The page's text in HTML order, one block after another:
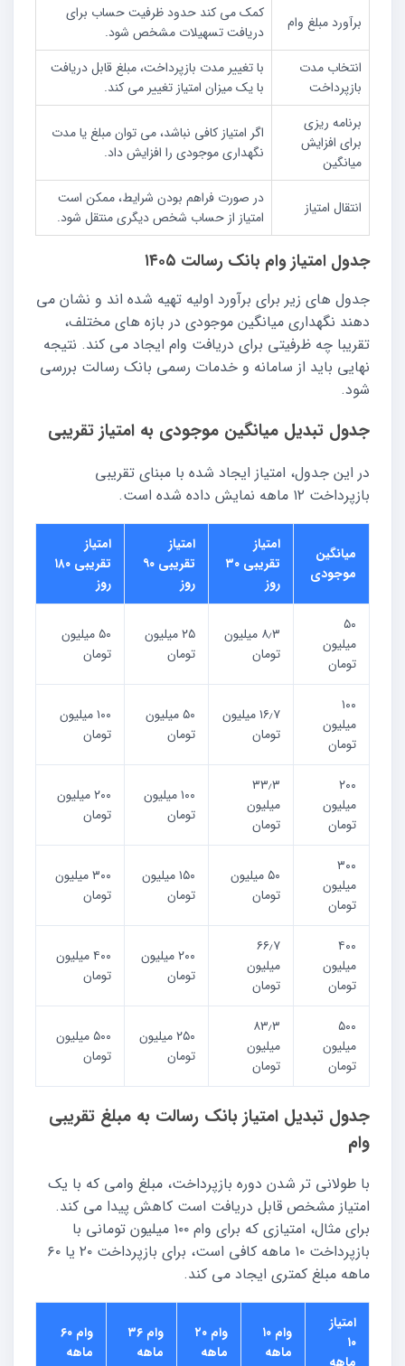
برآورد مبلغ وام
کمک می کند حدود ظرفیت حساب برای
دریافت تسهیلات مشخص شود.
انتخاب مدت
بازپرداخت
با تغییر مدت بازپرداخت، مبلغ قابل دریافت
با یک میزان امتیاز تغییر می کند.
برنامه ریزی
برای افزایش
میانگین
اگر امتیاز کافی نباشد، می توان مبلغ یا مدت
نگهداری موجودی را افزایش داد.
انتقال امتیاز
در صورت فراهم بودن شرایط، ممکن است
امتیاز از حساب شخص دیگری منتقل شود.
جدول امتیاز وام بانک رسالت ۱۴۰۵
جدول های زیر برای برآورد اولیه تهیه شده اند و نشان می
دهند نگهداری میانگین موجودی در بازه های مختلف،
تقریبا چه ظرفیتی برای دریافت وام ایجاد می کند. نتیجه
نهایی باید از سامانه و خدمات رسمی بانک رسالت بررسی
شود.
جدول تبدیل میانگین موجودی به امتیاز تقریبی
در این جدول، امتیاز ایجاد شده با مبنای تقریبی
بازپرداخت ۱۲ ماهه نمایش داده شده است.
میانگین
موجودی
امتیاز
تقریبی ۳۰
روز
امتیاز
تقریبی ۹۰
روز
امتیاز
تقریبی ۱۸۰
روز
۵۰
میلیون
تومان
۸٫۳ میلیون
تومان
۲۵ میلیون
تومان
۵۰ میلیون
تومان
۱۰۰
میلیون
تومان
۱۶٫۷ میلیون
تومان
۵۰ میلیون
تومان
۱۰۰ میلیون
تومان
۲۰۰
میلیون
تومان
۳۳٫۳
میلیون
تومان
۱۰۰ میلیون
تومان
۲۰۰ میلیون
تومان
۳۰۰
میلیون
تومان
۵۰ میلیون
تومان
۱۵۰ میلیون
تومان
۳۰۰ میلیون
تومان
۴۰۰
میلیون
تومان
۶۶٫۷
میلیون
تومان
۲۰۰ میلیون
تومان
۴۰۰ میلیون
تومان
۵۰۰
میلیون
تومان
۸۳٫۳
میلیون
تومان
۲۵۰ میلیون
تومان
۵۰۰ میلیون
تومان
جدول تبدیل امتیاز بانک رسالت به مبلغ تقریبی
وام
با طولانی تر شدن دوره بازپرداخت، مبلغ وامی که با یک
امتیاز مشخص قابل دریافت است کاهش پیدا می کند.
برای مثال، امتیازی که برای وام ۱۰۰ میلیون تومانی با
بازپرداخت ۱۰ ماهه کافی است، برای بازپرداخت ۲۰ یا ۶۰
ماهه مبلغ کمتری ایجاد می کند.
امتیاز
۱۰
وام ۱۰
ماهه
وام ۲۰
ماهه
وام ۳۶
ماهه
وام ۶۰
ماهه